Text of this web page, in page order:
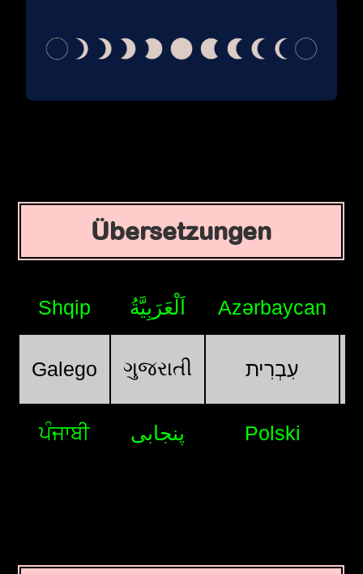
Übersetzungen
Shqip اَلْعَرَبِيَّةُ Azərbaycan
Galego ગુજરાતી עִבְרִית
ਪੰਜਾਬੀ پنجابی Polski